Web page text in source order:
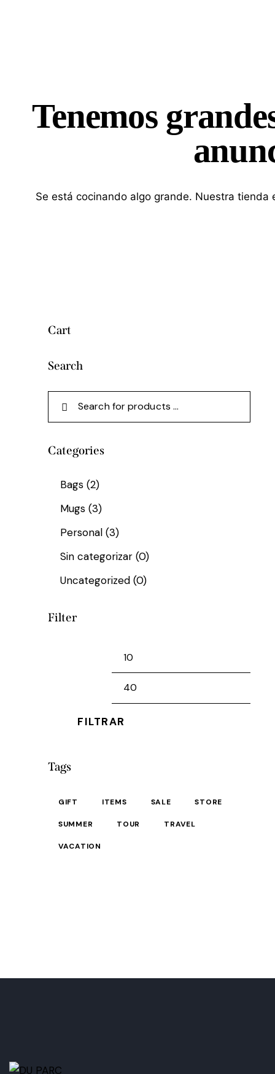
Tenemos
Se está cocinando algo grande. Nuestra
Cart
Search
Categories
Bags (2)
Mugs (3)
Personal (3)
Sin categorizar (0)
Uncategorized (0)
Filter
FILTRAR
Tags
GIFT ITEMS SALE STORE
SUMMER TOUR TRAVEL
VACATION